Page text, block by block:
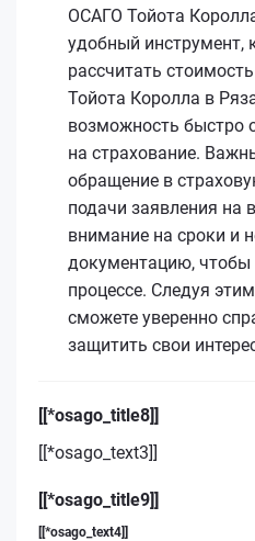
ОСАГО Тойота
удобный инструмент,
рассчитать
Тойота Королла в
возможность быстро
на страхование.
обращение в
подачи заявления на
внимание на сроки и
документацию,
процессе. Следуя
сможете уверенно
защитить свои
[[*osago_title8]]
[[*osago_text3]]
[[*osago_title9]]
[[*osago_text4]]